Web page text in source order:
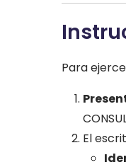
Para
El